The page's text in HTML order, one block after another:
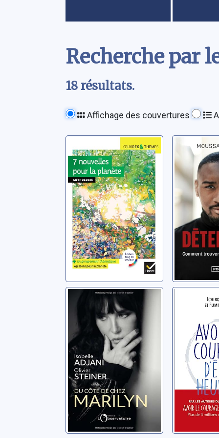
Recherche par
18 résultats.
Affichage des couvertures
7 nouvelles pour
la planète
Busseron, Michèle
trouver
de
Camara,
Du côté de chez
Marilyn
Adjani, Isabelle
Avoir le
d'être
Kishimi,